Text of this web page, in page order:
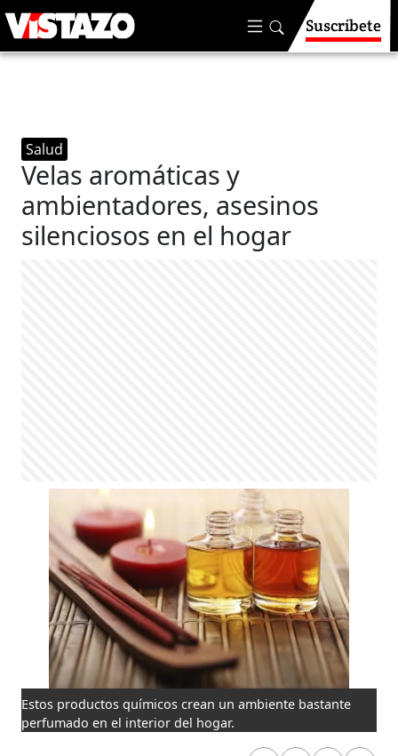
Suscríbete
Salud
Velas aromáticas y
ambientadores, asesinos
silenciosos en el hogar
Estos productos químicos crean un ambiente bastante
perfumado en el interior del hogar.